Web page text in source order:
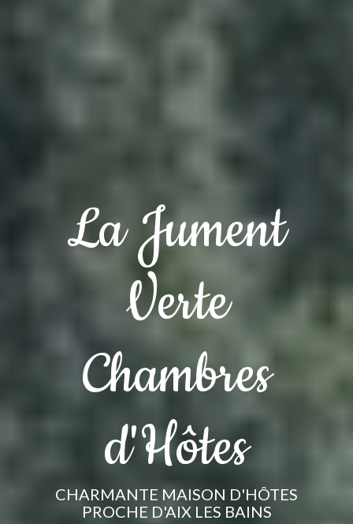
La Jument
Verte
Chambres
d'Hôtes
CHARMANTE MAISON D'HÔTES
PROCHE D'AIX LES BAINS